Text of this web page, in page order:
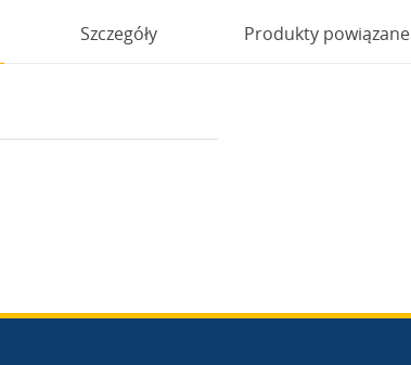
Szczegóły Produkty powiązane